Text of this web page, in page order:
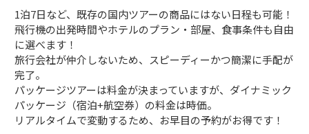
1泊7日など、既存の国内ツアーの商品にはない日程も可能！
飛行機の出発時間やホテルのプラン・部屋、食事条件も自由
に選べます！
旅行会社が仲介しないため、スピーディーかつ簡潔に手配が
完了。
パッケージツアーは料金が決まっていますが、ダイナミック
パッケージ（宿泊+航空券）の料金は時価。
リアルタイムで変動するため、お早目の予約がお得です！